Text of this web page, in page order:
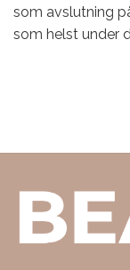
som avslutning
som helst under